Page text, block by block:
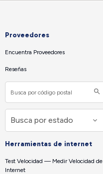
Proveedores
Encuentra Proveedores
Reseñas
Herramientas de internet
Test Velocidad — Medir Velocidad de
Internet